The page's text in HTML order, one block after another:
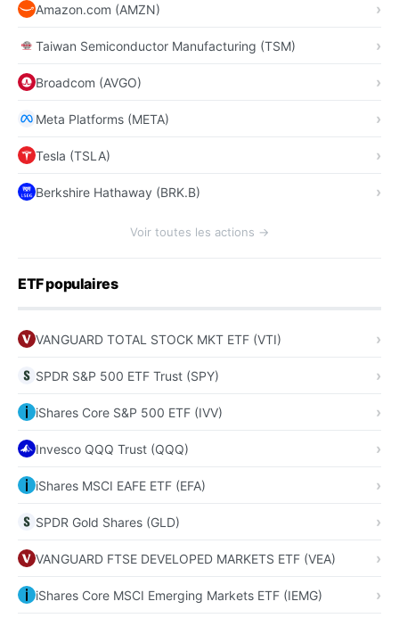
Amazon.com (AMZN)
Taiwan Semiconductor Manufacturing (TSM)
Broadcom (AVGO)
Meta Platforms (META)
Tesla (TSLA)
Berkshire Hathaway (BRK.B)
Voir toutes les actions →
ETF populaires
VANGUARD TOTAL STOCK MKT ETF (VTI)
SPDR S&P 500 ETF Trust (SPY)
iShares Core S&P 500 ETF (IVV)
Invesco QQQ Trust (QQQ)
iShares MSCI EAFE ETF (EFA)
SPDR Gold Shares (GLD)
VANGUARD FTSE DEVELOPED MARKETS ETF (VEA)
iShares Core MSCI Emerging Markets ETF (IEMG)